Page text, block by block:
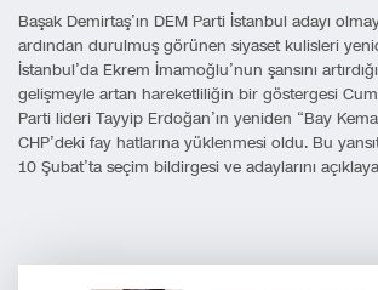
Başak Demirtaş’ın DEM Parti İstanbul adayı
ardından durulmuş görünen siyaset kulisleri
İstanbul’da Ekrem İmamoğlu’nun şansını
gelişmeyle artan hareketliliğin bir göstergesi
Parti lideri Tayyip Erdoğan’ın yeniden “Bay
CHP’deki fay hatlarına yüklenmesi oldu. Bu
10 Şubat’ta seçim bildirgesi ve adaylarını